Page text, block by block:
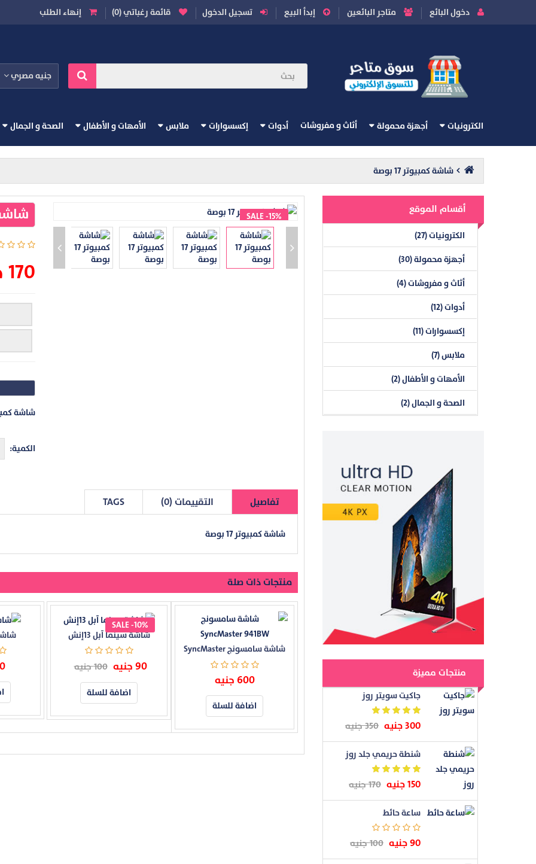
دخول البائع متاجر البائعين إبدأ البيع تسجيل الدخول قائمة رغباتي (0) إنهاء الطلب
جنيه مصري
الكترونيات أجهزة محمولة أثاث و مفروشات أدوات إكسسوارات ملابس الأمهات و الأطفال الصحة و الجمال
شاشة كمبيوتر 17 بوصة
أقسام الموقع
الكترونيات (27)
أجهزة محمولة (30)
أثاث و مفروشات (4)
أدوات (12)
إكسسوارات (11)
ملابس (7)
الأمهات و الأطفال (2)
الصحة و الجمال (2)
منتجات مميزة
جاكيت سويتر روز
300 جنيه 350 جنيه
شنطة حريمي جلد روز
150 جنيه 170 جنيه
ساعة حائط
90 جنيه 100 جنيه
SALE -15% شاشة
170 جنيه
شاشة كمبيوتر
الكمية:
تفاصيل التقييمات (0) TAGS
شاشة كمبيوتر 17 بوصة
منتجات ذات صلة
شاشة سامسونج SyncMaster
941BW
600 جنيه
اضافة للسلة
SALE -10%
شاشة سينما آبل 13إنش
90 جنيه 100 جنيه
اضافة للسلة